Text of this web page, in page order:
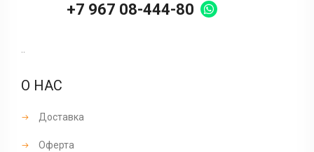
+7 967 08-444-80
..
О НАС
Доставка
Оферта